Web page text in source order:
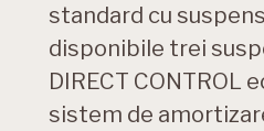
standard cu
disponibile trei
DIRECT CONTROL
sistem de